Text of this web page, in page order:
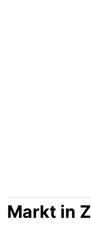
Duinhof
-
Markt in